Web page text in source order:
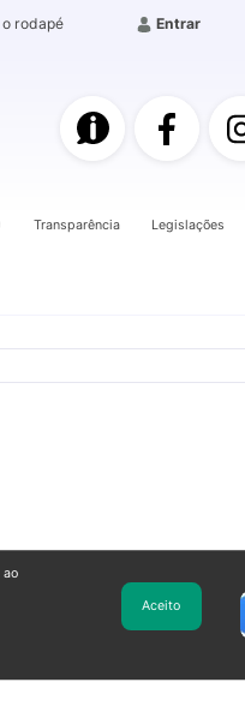
ao
Aceito
rodapé Entrar
Transparência Legislações